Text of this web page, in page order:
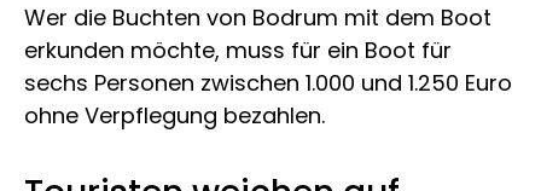
Wer die Buchten von Bodrum mit dem Boot
erkunden möchte, muss für ein Boot für
sechs Personen zwischen 1.000 und 1.250 Euro
ohne Verpflegung bezahlen.